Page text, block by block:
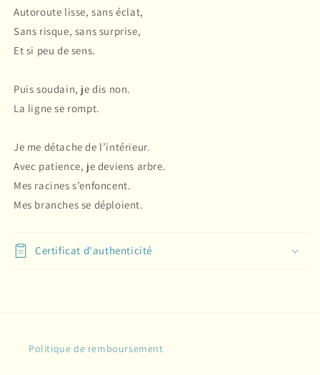
Autoroute lisse, sans éclat,
Sans risque, sans surprise,
Et si peu de sens.
Puis soudain, je dis non.
La ligne se rompt.
Je me détache de l’intérieur.
Avec patience, je deviens arbre.
Mes racines s’enfoncent.
Mes branches se déploient.
Certificat d'authenticité
Politique de remboursement